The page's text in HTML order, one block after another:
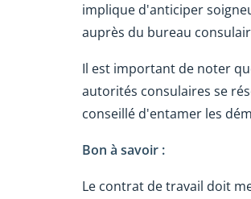
implique d'anticiper
auprès du bureau
Il est important de noter
autorités consulaires se
conseillé d'entamer les
Bon à savoir :
Le contrat de travail doit